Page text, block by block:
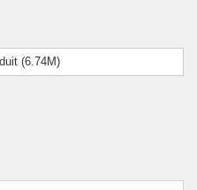
(6.74M)